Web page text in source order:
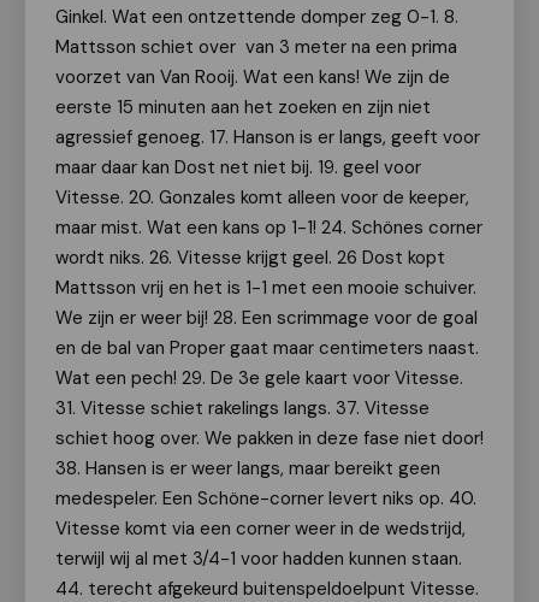
Ginkel. Wat een ontzettende domper zeg 0-1. 8.
Mattsson schiet over van 3 meter na een prima
voorzet van Van Rooij. Wat een kans! We zijn de
eerste 15 minuten aan het zoeken en zijn niet
agressief genoeg. 17. Hanson is er langs, geeft voor
maar daar kan Dost net niet bij. 19. geel voor
Vitesse. 20. Gonzales komt alleen voor de keeper,
maar mist. Wat een kans op 1-1! 24. Schönes corner
wordt niks. 26. Vitesse krijgt geel. 26 Dost kopt
Mattsson vrij en het is 1-1 met een mooie schuiver.
We zijn er weer bij! 28. Een scrimmage voor de goal
en de bal van Proper gaat maar centimeters naast.
Wat een pech! 29. De 3e gele kaart voor Vitesse.
31. Vitesse schiet rakelings langs. 37. Vitesse
schiet hoog over. We pakken in deze fase niet door!
38. Hansen is er weer langs, maar bereikt geen
medespeler. Een Schöne-corner levert niks op. 40.
Vitesse komt via een corner weer in de wedstrijd,
terwijl wij al met 3/4-1 voor hadden kunnen staan.
44. terecht afgekeurd buitenspeldoelpunt Vitesse.